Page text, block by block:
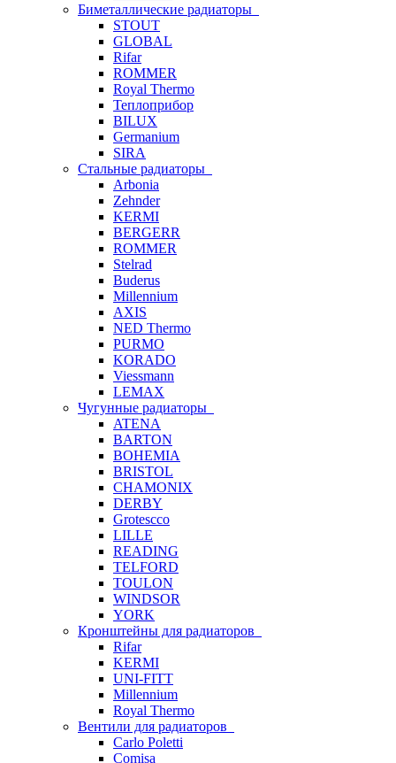
Биметаллические радиаторы
STOUT
GLOBAL
Rifar
ROMMER
Royal Thermo
Теплоприбор
BILUX
Germanium
SIRA
Стальные радиаторы
Arbonia
Zehnder
KERMI
BERGERR
ROMMER
Stelrad
Buderus
Millennium
AXIS
NED Thermo
PURMO
KORADO
Viessmann
LEMAX
Чугунные радиаторы
ATENA
BARTON
BOHEMIA
BRISTOL
CHAMONIX
DERBY
Grotescco
LILLE
READING
TELFORD
TOULON
WINDSOR
YORK
Кронштейны для радиаторов
Rifar
KERMI
UNI-FITT
Millennium
Royal Thermo
Вентили для радиаторов
Carlo Poletti
Comisa